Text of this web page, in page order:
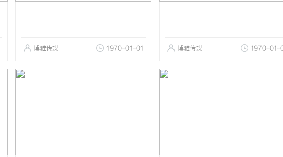
博雅传媒 1970-01-01 博雅传媒 1970-01-